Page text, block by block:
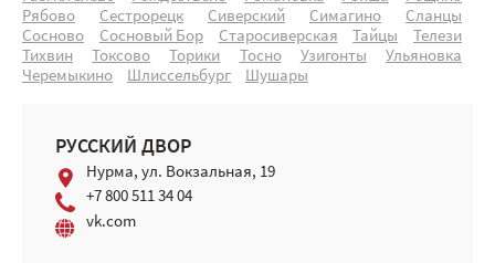
Рябово
Сестрорецк Сиверский Симагино
Сланцы
Сосново
Сосновый Бор Старосиверская Тайцы
Телези
Тихвин
Токсово Торики Тосно Узигонты
Ульяновка
Черемыкино
Шлиссельбург Шушары
РУССКИЙ ДВОР
Нурма, ул. Вокзальная, 19
+7 800 511 34 04
vk.com